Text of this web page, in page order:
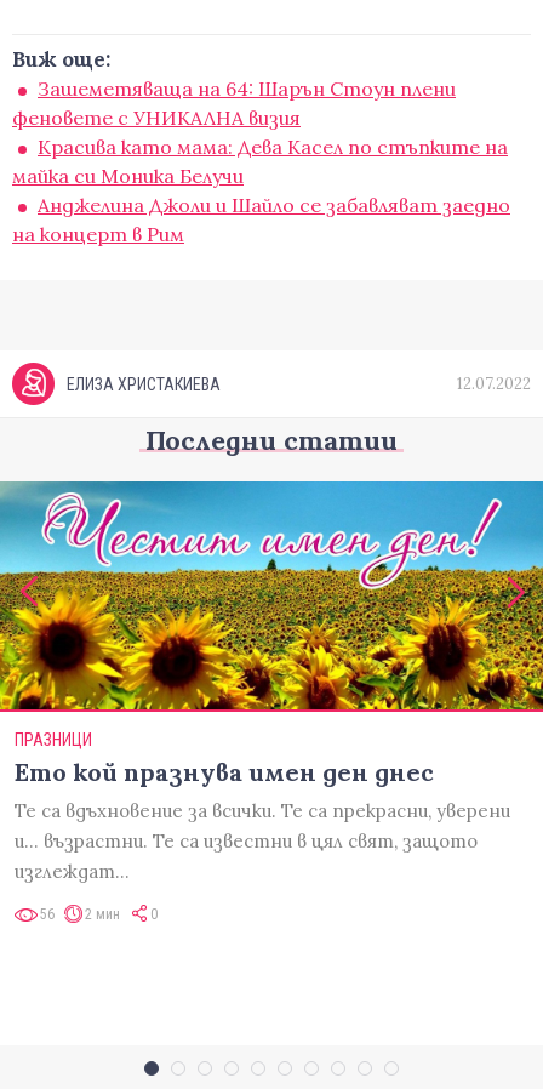
Виж още:
Зашеметяваща на 64: Шарън Стоун плени
феновете с УНИКАЛНА визия
Красива като мама: Дева Касел по стъпките на
майка си Моника Белучи
Анджелина Джоли и Шайло се забавляват заедно
на концерт в Рим
ЕЛИЗА ХРИСТАКИЕВА 12.07.2022
Последни статии
ПРАЗНИЦИ
Ето кой празнува имен ден днес
Те са вдъхновение за всички. Те са прекрасни, уверени
и... възрастни. Те са известни в цял свят, защото
изглеждат…
56 2 мин 0